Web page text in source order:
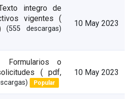
integro de
vigentes
(
(555 descargas)
10 May 2023
Formularios o
( pdf,
Popular
10 May 2023